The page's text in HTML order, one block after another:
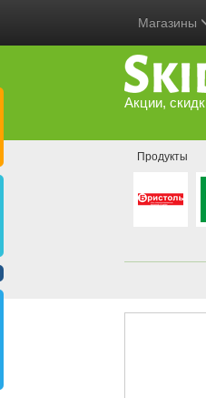
Магазины
Акции,
Продукты